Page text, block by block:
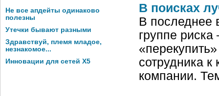
Не все апдейты одинаково
полезны
Утечки бывают разными
Здравствуй, племя младое,
незнакомое...
Инновации для сетей X5
В поисках
В последнее
группе
сотрудника
компании.